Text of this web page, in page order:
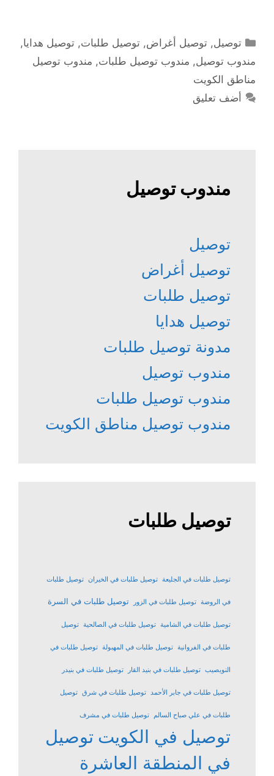
التصنيفات
توصيل,توصيل أغراض,توصيل طلبات,توصيل هدايا,
مندوب توصيل, مندوب توصيل طلبات, مندوب توصيل
مناطق الكويت
أضف تعليق
مندوب توصيل
توصيل
توصيل أغراض
توصيل طلبات
توصيل هدايا
مدونة توصيل طلبات
مندوب توصيل
مندوب توصيل طلبات
مندوب توصيل مناطق الكويت
توصيل طلبات
توصيل طلبات في الجليعة توصيل طلبات في الخيران توصيل طلبات
في الروضة توصيل طلبات في الزور توصيل طلبات في السرة
توصيل طلبات في الشامية توصيل طلبات في الصالحية توصيل
طلبات في الفروانية توصيل طلبات في المهبولة توصيل طلبات في
النويصيب توصيل طلبات في بنيد القار توصيل طلبات في بنيدر
توصيل طلبات في جابر الأحمد توصيل طلبات في شرق توصيل
طلبات في علي صباح السالم توصيل طلبات في مشرف
توصيل في الكويت توصيل
في المنطقة العاشرة